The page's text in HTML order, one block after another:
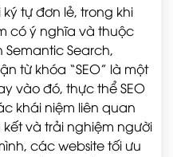
tự đơn lẻ, trong khi
có ý nghĩa và thuộc
Semantic Search,
từ khóa “SEO” là một
vào đó, thực thể SEO
khái niệm liên quan
và trải nghiệm người
các website tối ưu